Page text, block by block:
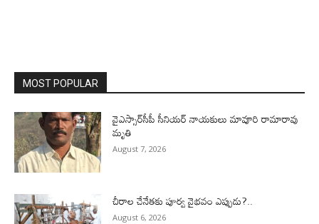
MOST POPULAR
వైఎస్సార్‌సీపీ సీనియర్ నాయకులు మావూరి రామారావు
మృతి
August 7, 2026
చీరాల చేనేతకు పూర్వ వైభవం ఎప్పుడు?..
August 6, 2026